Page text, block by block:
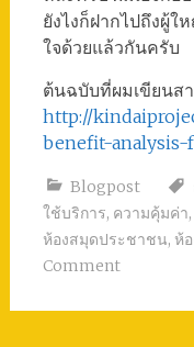
ยังไงก็ฝากไปถึงผู้
ใจด้วยแล้วกันครับ
ต้นฉบับที่ผมเขียนส
http://
benefit-
Blogpost
ใช้บริการ, ความคุ้มค่า,
ห้องสมุดประชาชน, ห้
Comment